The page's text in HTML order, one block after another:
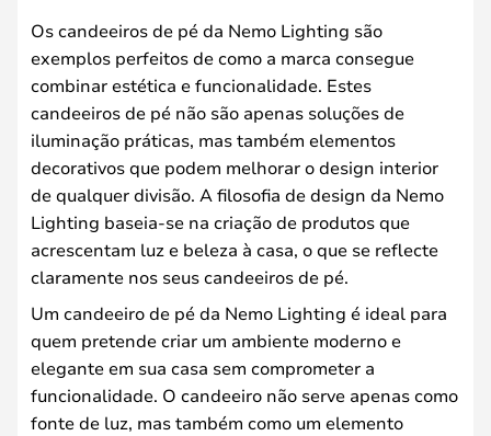
Os candeeiros de pé da Nemo Lighting são
exemplos perfeitos de como a marca consegue
combinar estética e funcionalidade. Estes
candeeiros de pé não são apenas soluções de
iluminação práticas, mas também elementos
decorativos que podem melhorar o design interior
de qualquer divisão. A filosofia de design da Nemo
Lighting baseia-se na criação de produtos que
acrescentam luz e beleza à casa, o que se reflecte
claramente nos seus candeeiros de pé.
Um candeeiro de pé da Nemo Lighting é ideal para
quem pretende criar um ambiente moderno e
elegante em sua casa sem comprometer a
funcionalidade. O candeeiro não serve apenas como
fonte de luz, mas também como um elemento